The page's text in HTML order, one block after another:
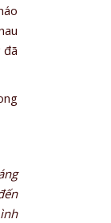
đã